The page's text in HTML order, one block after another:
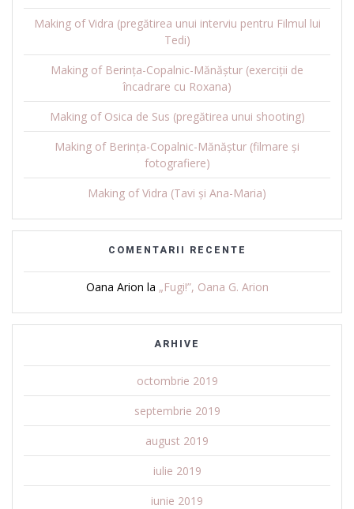
Making of Vidra (pregătirea unui interviu pentru Filmul lui
Tedi)
Making of Berința-Copalnic-Mănăștur (exerciții de
încadrare cu Roxana)
Making of Osica de Sus (pregătirea unui shooting)
Making of Berința-Copalnic-Mănăștur (filmare și
fotografiere)
Making of Vidra (Tavi și Ana-Maria)
COMENTARII RECENTE
Oana Arion la „Fugi!”, Oana G. Arion
ARHIVE
octombrie 2019
septembrie 2019
august 2019
iulie 2019
iunie 2019